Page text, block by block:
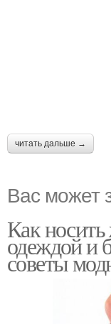
читать дальше →
Вас может
Как
одеждой и
советы